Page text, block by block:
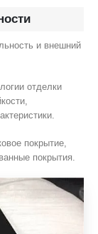
и внешний
отделки
покрытие,
покрытия.